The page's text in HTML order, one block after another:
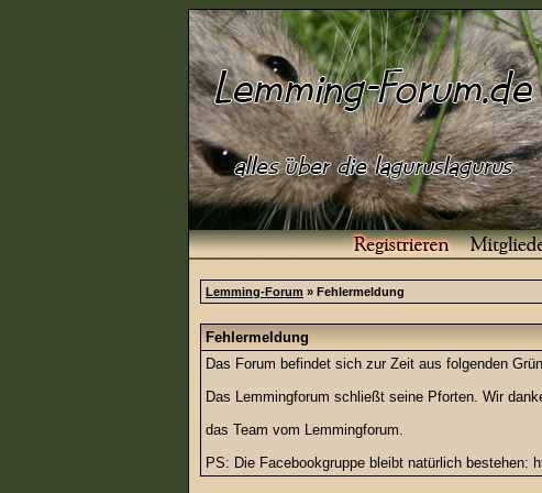
Lemming-Forum » Fehlermeldung
Fehlermeldung
Das Forum befindet sich zur Zeit aus folgenden
Das Lemmingforum schließt seine Pforten. Wir
das Team vom Lemmingforum.
PS: Die Facebookgruppe bleibt natürlich bestehen: